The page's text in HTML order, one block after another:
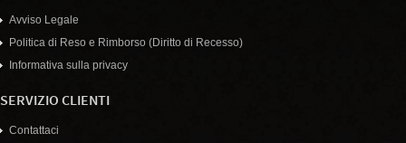
Avviso Legale
Politica di Reso e Rimborso (Diritto di Recesso)
Informativa sulla privacy
SERVIZIO CLIENTI
Contattaci